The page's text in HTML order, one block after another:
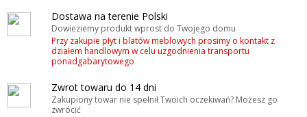
Dostawa na terenie Polski
Dowieziemy produkt wprost do Twojego domu
Przy zakupie płyt i blatów meblowych prosimy o kontakt z
działem handlowym w celu uzgodnienia transportu
ponadgabarytowego
Zwrot towaru do 14 dni
Zakupiony towar nie spełnił Twoich oczekiwań? Możesz go
zwrócić